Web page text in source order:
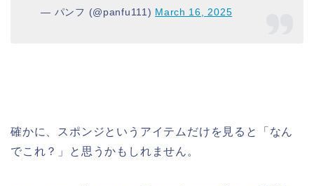
— パンフ (@panfu111) March 16, 2025
確かに、スポンジというアイテムだけを見ると「なん
でこれ？」と思うかもしれません。